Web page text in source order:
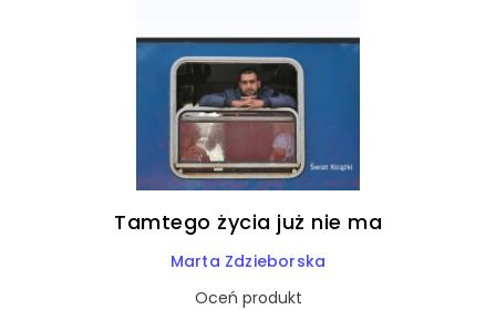
Tamtego życia już nie ma
Marta Zdzieborska
Oceń produkt